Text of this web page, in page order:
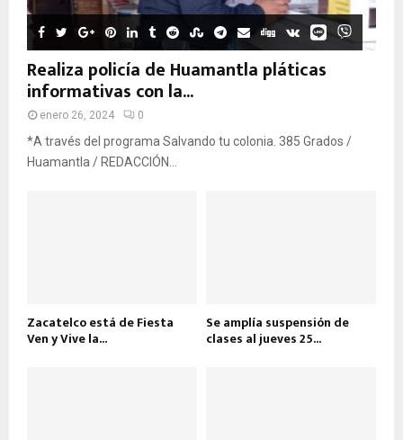
Realiza policía de Huamantla pláticas
informativas con la...
enero 26, 2024 0
*A través del programa Salvando tu colonia. 385 Grados /
Huamantla / REDACCIÓN...
Zacatelco está de Fiesta
Ven y Vive la...
Se amplía suspensión de
clases al jueves 25...